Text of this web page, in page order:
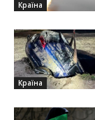
Країна
Країна